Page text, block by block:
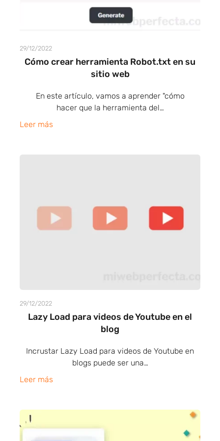
29/12/2022
Cómo crear herramienta Robot.txt en su
sitio web
En este artículo, vamos a aprender "cómo
hacer que la herramienta del…
Leer más
29/12/2022
Lazy Load para videos de Youtube en el
blog
Incrustar Lazy Load para videos de Youtube en
blogs puede ser una…
Leer más